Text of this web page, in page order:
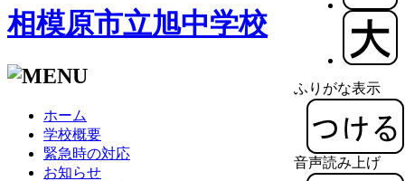
ふりがな表示
音声読み上げ
相模原市立旭中学校
ホーム
学校概要
緊急時の対応
お知らせ